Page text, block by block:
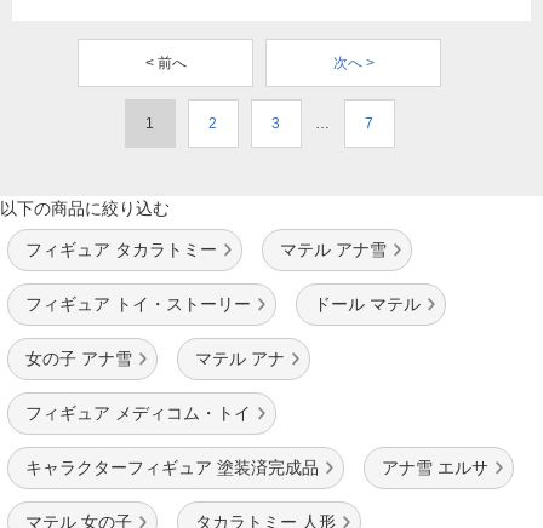
< 前へ 次へ >
1 2 3 … 7
以下の商品に絞り込む
フィギュア タカラトミー マテル アナ雪
フィギュア トイ・ストーリー ドール マテル
女の子 アナ雪 マテル アナ
フィギュア メディコム・トイ
キャラクターフィギュア 塗装済完成品 アナ雪 エルサ
マテル 女の子 タカラトミー 人形